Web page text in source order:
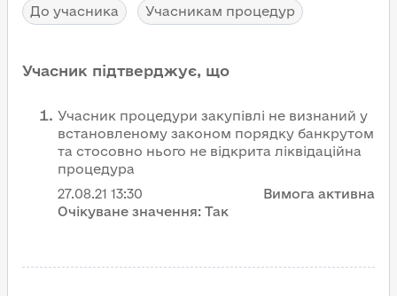
До учасника
Учасникам процедур
Учасник підтверджує, що
Учасник процедури закупівлі не визнаний у
встановленому законом порядку банкрутом
та стосовно нього не відкрита ліквідаційна
процедура
27.08.21 13:30
Вимога активна
Очікуване значення: Так